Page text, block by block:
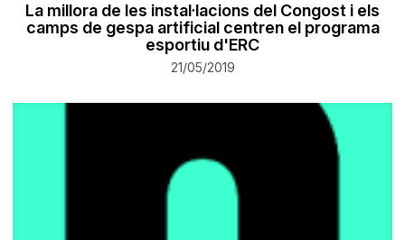
La millora de les instal·lacions del Congost i els
camps de gespa artificial centren el programa
esportiu d'ERC
21/05/2019